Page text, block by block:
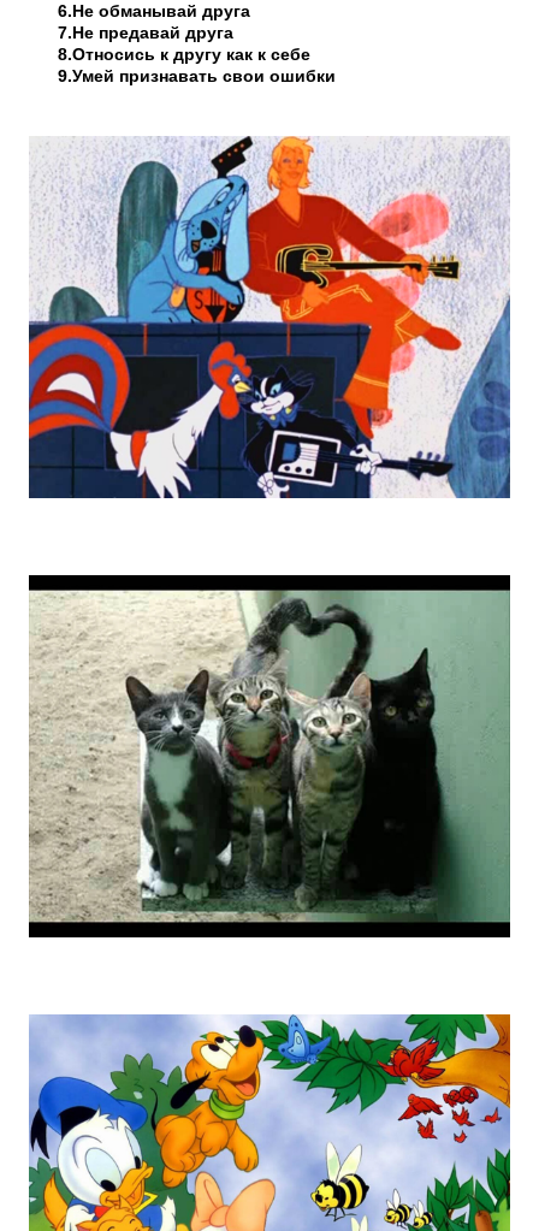
6.Не обманывай друга
7.Не предавай друга
8.Относись к другу как к себе
9.Умей признавать свои ошибки